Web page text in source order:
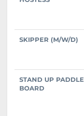
SKIPPER (M/W/D)
STAND UP PADDLE
BOARD